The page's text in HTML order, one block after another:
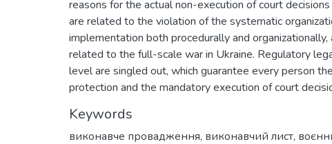
reasons for the actual non-execution of court
are related to the violation of the systematic
implementation both procedurally and organizationally,
related to the full-scale war in Ukraine. Regulatory
level are singled out, which guarantee every person
protection and the mandatory execution of court
Keywords
виконавче провадження, виконавчий лист,